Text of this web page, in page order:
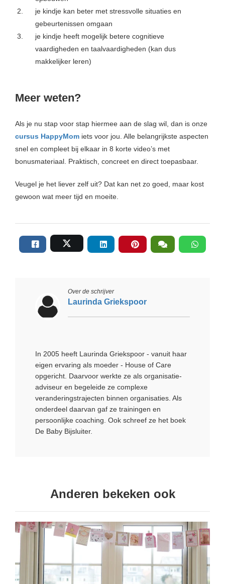
je kindje kan beter met stressvolle situaties en
gebeurtenissen omgaan
je kindje heeft mogelijk betere cognitieve
vaardigheden en taalvaardigheden (kan dus
makkelijker leren)
Meer weten?
Als je nu stap voor stap hiermee aan de slag wil, dan is onze
cursus HappyMom iets voor jou. Alle belangrijkste aspecten
snel en compleet bij elkaar in 8 korte video’s met
bonusmateriaal. Praktisch, concreet en direct toepasbaar.
Veugel je het liever zelf uit? Dat kan net zo goed, maar kost
gewoon wat meer tijd en moeite.
Over de schrijver
Laurinda Griekspoor
In 2005 heeft Laurinda Griekspoor - vanuit haar
eigen ervaring als moeder - House of Care
opgericht. Daarvoor werkte ze als organisatie-
adviseur en begeleide ze complexe
veranderingstrajecten binnen organisaties. Als
onderdeel daarvan gaf ze trainingen en
persoonlijke coaching. Ook schreef ze het boek
De Baby Bijsluiter.
Anderen bekeken ook